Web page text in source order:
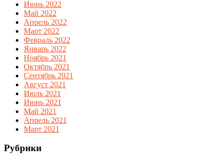
Июнь 2022
Май 2022
Апрель 2022
Март 2022
Февраль 2022
Январь 2022
Ноябрь 2021
Октябрь 2021
Сентябрь 2021
Август 2021
Июль 2021
Июнь 2021
Май 2021
Апрель 2021
Март 2021
Рубрики